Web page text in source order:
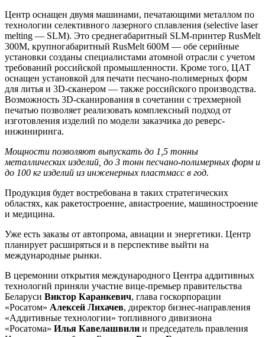
Центр оснащен двумя машинами, печатающими металлом по
технологии селективного лазерного сплавления (selective laser
melting — SLM). Это среднегабаритный SLM-принтер RusMelt
300M, крупногабаритный RusMelt 600M — обе серийные
установки созданы специалистами атомной отрасли с учетом
требований российской промышленности. Кроме того, ЦАТ
оснащен установкой для печати песчано-полимерных форм
для литья и 3D-сканером — также российского производства.
Возможность 3D-сканирования в сочетании с трехмерной
печатью позволяет реализовать комплексный подход от
изготовления изделий по модели заказчика до реверс-
инжиниринга.
Мощности позволяют выпускать до 1,5 тонны
металлических изделий, до 3 тонн песчано-полимерных форм и
до 100 кг изделий из инженерных пластмасс в год.
Продукция будет востребована в таких стратегических
областях, как ракетостроение, авиастроение, машиностроение
и медицина.
Уже есть заказы от автопрома, авиации и энергетики. Центр
планирует расширяться и в перспективе выйти на
международные рынки.
В церемонии открытия международного Центра аддитивных
технологий приняли участие вице-премьер правительства
Беларуси Виктор Каранкевич, глава госкорпорации
«Росатом» Алексей Лихачев, директор бизнес-направления
«Аддитивные технологии» топливного дивизиона
«Росатома» Илья Кавелашвили и председатель правления